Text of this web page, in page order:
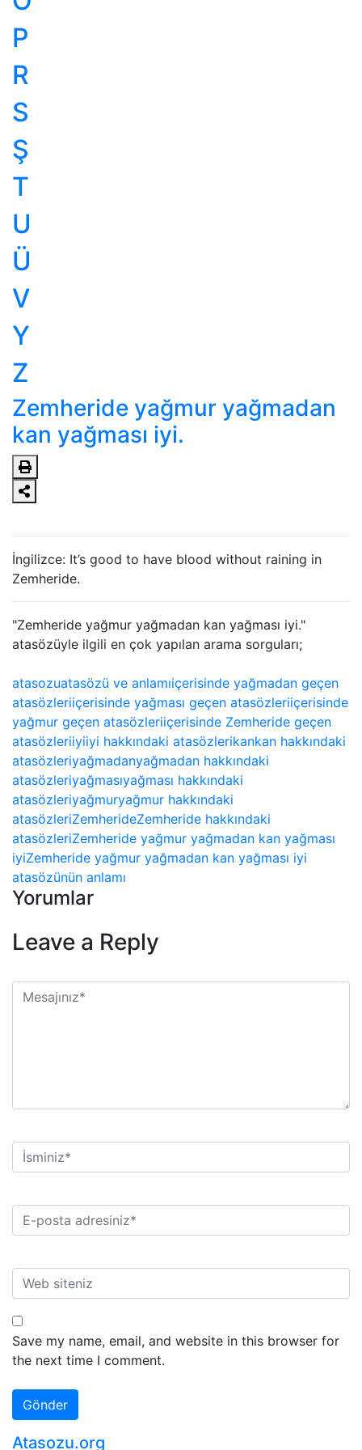
P
R
S
Ş
T
U
Ü
V
Y
Z
Zemheride yağmur yağmadan
kan yağması iyi.
İngilizce: It’s good to have blood without raining in
Zemheride.
"Zemheride yağmur yağmadan kan yağması iyi."
atasözüyle ilgili en çok yapılan arama sorguları;
atasozuatasözü ve anlamıiçerisinde yağmadan geçen
atasözleriiçerisinde yağması geçen atasözleriiçerisinde
yağmur geçen atasözleriiçerisinde Zemheride geçen
atasözleriiyiiyi hakkındaki atasözlerikankan hakkındaki
atasözleriyağmadanyağmadan hakkındaki
atasözleriyağmasıyağması hakkındaki
atasözleriyağmuryağmur hakkındaki
atasözleriZemherideZemheride hakkındaki
atasözleriZemheride yağmur yağmadan kan yağması
iyiZemheride yağmur yağmadan kan yağması iyi
atasözünün anlamı
Yorumlar
Leave a Reply
Save my name, email, and website in this browser for
the next time I comment.
Atasozu.org